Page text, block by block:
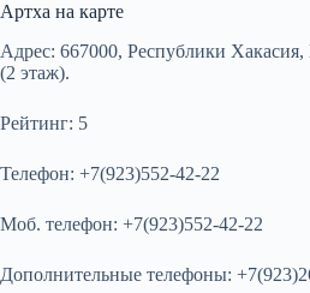
Артха на карте
Адрес: 667000, Республики
(2 этаж).
Рейтинг: 5
Телефон: +7(923)552-42-22
Моб. телефон: +7(923)552-42-22
Дополнительные телефоны: